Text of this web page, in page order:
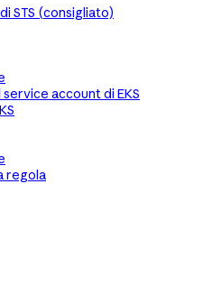
STS (consigliato)
account di EKS
regola